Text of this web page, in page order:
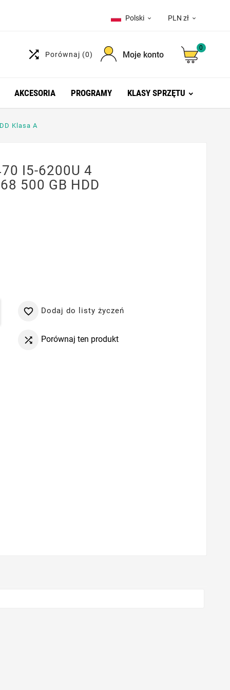
Polski  PLN zł 
 Porównaj (0) Moje konto
0
AKCESORIA PROGRAMY KLASY SPRZĘTU
Klasa A
I5-6200U 4
500 GB HDD
 Dodaj do listy życzeń
 Porównaj ten produkt